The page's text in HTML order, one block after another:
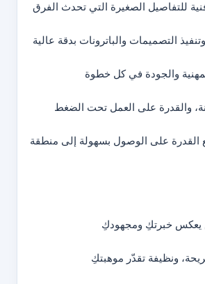
للتفاصيل الصغيرة التي تحدث الفرق
التصميمات والباترونات بدقة عالية
المهنية والجودة في كل خطوة
والقدرة على العمل تحت الضغط
القدرة على الوصول بسهولة إلى منطقة
يعكس خبرتكِ ومجهودكِ
ونظيفة تقدّر موهبتكِ